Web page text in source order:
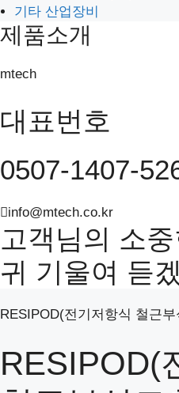
견적요청 및 제품문의
AS 문의
기타 산업장비
제품소개
mtech
대표번호
0507-1407-
info@mtech.co.kr
고객님의 소
귀 기울여 듣
RESIPOD(전기저항식 철근
RESIPOD(